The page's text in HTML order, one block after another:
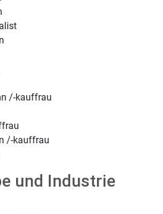
/-kauffrau
/-kauffrau
und Industrie